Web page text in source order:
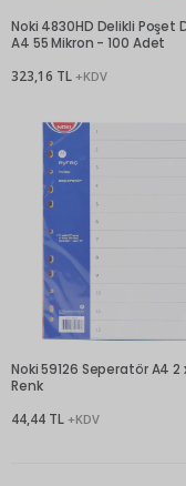
Noki 4830HD Delikli Poşet
A4 55 Mikron - 100 Adet
323,16 TL +KDV
Noki 59126 Seperatör A4 2
Renk
44,44 TL +KDV